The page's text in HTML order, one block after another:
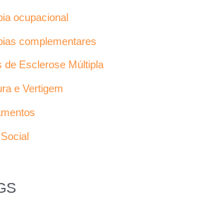
ocupacional
complementares
de Esclerose Múltipla
e Vertigem